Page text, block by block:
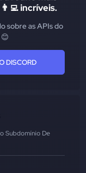
incríveis.
sobre as APIs do
DISCORD
Subdomínio De